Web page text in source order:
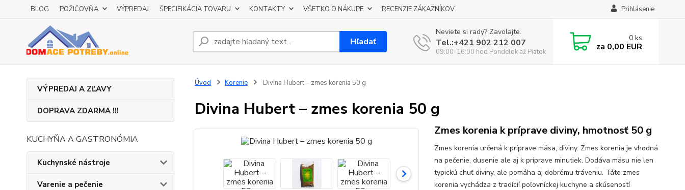
BLOG POŽIČOVŇA VÝPREDAJ ŠPECIFIKÁCIA TOVARU KONTAKTY VŠETKO O NÁKUPE RECENZIE ZÁKAZNÍKOV Prihlásenie
Hľadať
Neviete si rady? Zavolajte.
Tel.:+421 902 212 007
09:00-16:00 hod Pondelok až Piatok
0 ks
za 0,00 EUR
VÝPREDAJ A ZĽAVY
DOPRAVA ZDARMA !!!
KUCHYŇA A GASTRONÓMIA
Kuchynské nástroje
Varenie a pečenie
Úvod Korenie Divina Hubert – zmes korenia 50 g
Divina Hubert – zmes korenia 50 g
Zmes korenia k príprave diviny, hmotnosť 50 g
Zmes korenia určená k príprave mäsa, diviny. Zmes korenia je vhodná
na pečenie, dusenie ale aj k príprave minutiek. Dodáva mäsu nie len
typickú chuť diviny, ale pomáha aj dobrému tráveniu. Táto zmes
korenia vychádza z tradícií poľovníckej kuchyne a skúseností